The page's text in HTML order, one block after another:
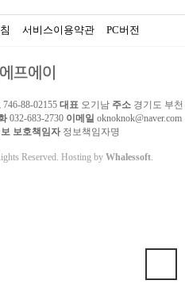
서비스이용약관 PC버전
746-88-02155 대표 오기남 주소경기도 부천
032-683-2730 이메일 oknoknok@naver.com
보호책임자정보책임자명
Reserved. Hosting by Whalessoft